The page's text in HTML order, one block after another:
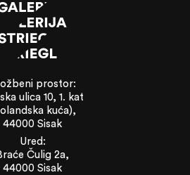
prostor:
ulica 10, 1. kat
kuća),
44000 Sisak
Ured:
Čulig 2a,
44000 Sisak